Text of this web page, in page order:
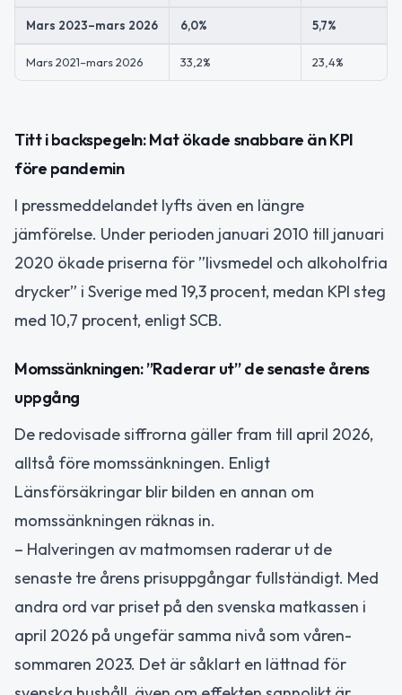
Mars 2023–mars 2026 6,0% 5,7%
Mars 2021–mars 2026 33,2% 23,4%
Titt i backspegeln: Mat ökade snabbare än KPI
före pandemin
I pressmeddelandet lyfts även en längre
jämförelse. Under perioden januari 2010 till januari
2020 ökade priserna för ”livsmedel och alkoholfria
drycker” i Sverige med 19,3 procent, medan KPI steg
med 10,7 procent, enligt SCB.
Momssänkningen: ”Raderar ut” de senaste årens
uppgång
De redovisade siffrorna gäller fram till april 2026,
alltså före momssänkningen. Enligt
Länsförsäkringar blir bilden en annan om
momssänkningen räknas in.
– Halveringen av matmomsen raderar ut de
senaste tre årens prisuppgångar fullständigt. Med
andra ord var priset på den svenska matkassen i
april 2026 på ungefär samma nivå som våren-
sommaren 2023. Det är såklart en lättnad för